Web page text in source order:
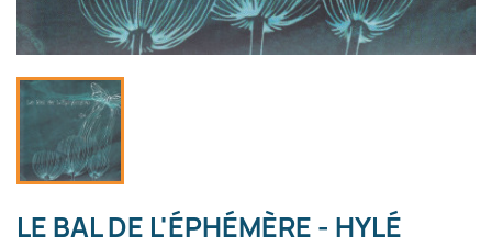
LE BAL DE L'ÉPHÉMÈRE - HYLÉ